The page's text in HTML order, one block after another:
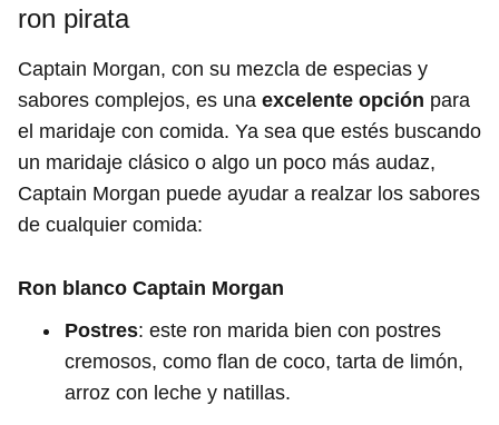
ron pirata
Captain Morgan, con su mezcla de especias y
sabores complejos, es una excelente opción para
el maridaje con comida. Ya sea que estés buscando
un maridaje clásico o algo un poco más audaz,
Captain Morgan puede ayudar a realzar los sabores
de cualquier comida:
Ron blanco Captain Morgan
Postres: este ron marida bien con postres
cremosos, como flan de coco, tarta de limón,
arroz con leche y natillas.